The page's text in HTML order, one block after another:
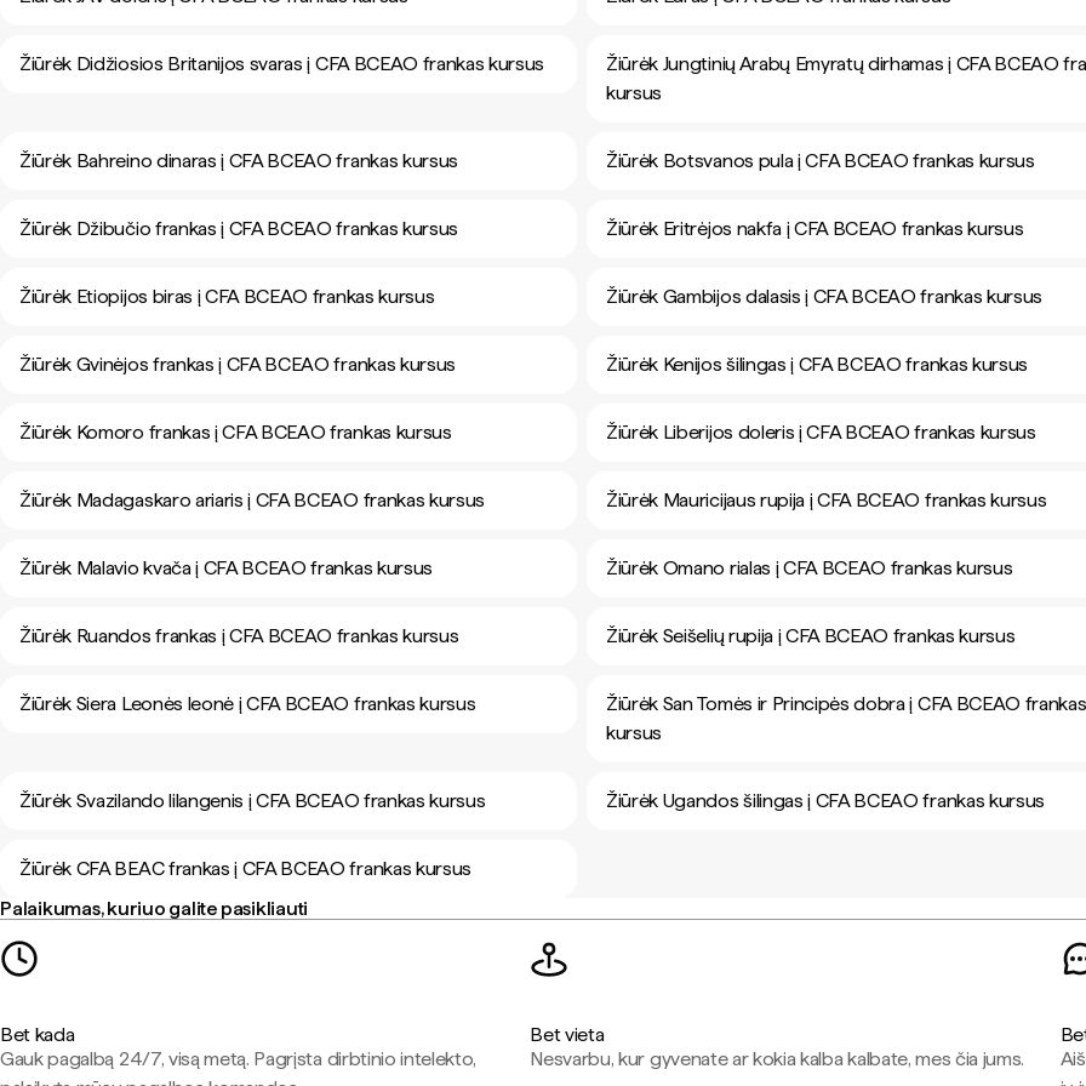
Žiūrėk Didžiosios Britanijos svaras į CFA BCEAO frankas kursus
Žiūrėk Jungtinių Arabų Emyratų dirhamas į CFA BCEAO
kursus
Žiūrėk Bahreino dinaras į CFA BCEAO frankas kursus Žiūrėk Botsvanos pula į CFA BCEAO frankas kursus
Žiūrėk Džibučio frankas į CFA BCEAO frankas kursus Žiūrėk Eritrėjos nakfa į CFA BCEAO frankas kursus
Žiūrėk Etiopijos biras į CFA BCEAO frankas kursus Žiūrėk Gambijos dalasis į CFA BCEAO frankas kursus
Žiūrėk Gvinėjos frankas į CFA BCEAO frankas kursus Žiūrėk Kenijos šilingas į CFA BCEAO frankas kursus
Žiūrėk Komoro frankas į CFA BCEAO frankas kursus Žiūrėk Liberijos doleris į CFA BCEAO frankas kursus
Žiūrėk Madagaskaro ariaris į CFA BCEAO frankas kursus Žiūrėk Mauricijaus rupija į CFA BCEAO frankas kursus
Žiūrėk Malavio kvača į CFA BCEAO frankas kursus Žiūrėk Omano rialas į CFA BCEAO frankas kursus
Žiūrėk Ruandos frankas į CFA BCEAO frankas kursus Žiūrėk Seišelių rupija į CFA BCEAO frankas kursus
Žiūrėk Siera Leonės leonė į CFA BCEAO frankas kursus
Žiūrėk San Tomės ir Principės dobra į CFA BCEAO frankas
kursus
Žiūrėk Svazilando lilangenis į CFA BCEAO frankas kursus Žiūrėk Ugandos šilingas į CFA BCEAO frankas kursus
Žiūrėk CFA BEAC frankas į CFA BCEAO frankas kursus
Palaikumas, kuriuo galite pasikliauti
Bet kada
Gauk pagalbą 24/7, visą metą. Pagrįsta dirbtinio intelekto,
Bet vieta
Nesvarbu, kur gyvenate ar kokia kalba kalbate, mes čia jums.